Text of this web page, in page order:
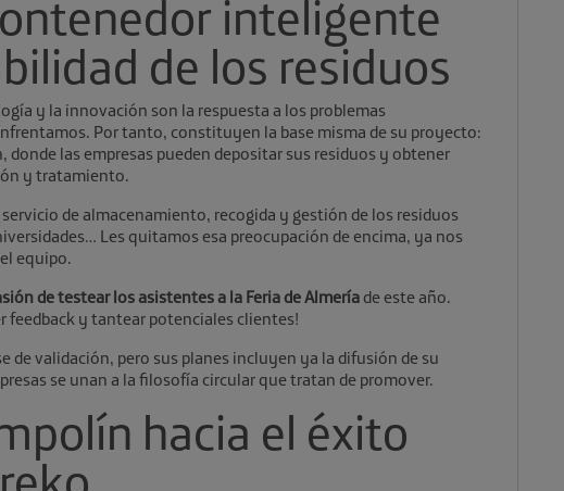
inteligente
de los residuos
y la innovación son la respuesta a los problemas
Por tanto, constituyen la base misma de su proyecto:
las empresas pueden depositar sus residuos y obtener
y tratamiento.
de almacenamiento, recogida y gestión de los residuos
Les quitamos esa preocupación de encima, ya nos
equipo.
de testear los asistentes a la Feria de Almería de este año.
feedback y tantear potenciales clientes!
de validación, pero sus planes incluyen ya la difusión de su
se unan a la filosofía circular que tratan de promover.
hacia el éxito